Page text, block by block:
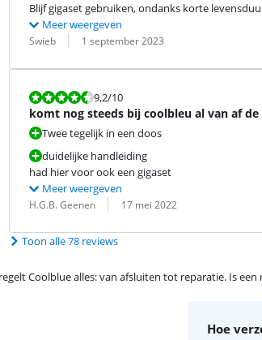
Blijf gigaset gebruiken, ondanks korte
Meer weergeven
Beoordeling door:
Swieb
Datum: 1 september 2023
Beoordeling is 9,2 van de 10.
9,2/10
komt nog steeds bij coolbleu al van af
Twee tegelijk in een doos
duidelijke handleiding
had hier voor ook een gigaset
Meer weergeven
Beoordeling door:
H.G.B. Geenen
Datum: 17 mei 2022
Toon alle 78 reviews
Coolblue alles: van afsluiten tot reparatie. Is
Hoe